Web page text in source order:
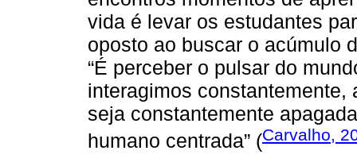
vida é levar os estudantes
oposto ao buscar o acúmulo
“É perceber o pulsar do
interagimos
seja constantemente
humano centrada” (Carvalho,